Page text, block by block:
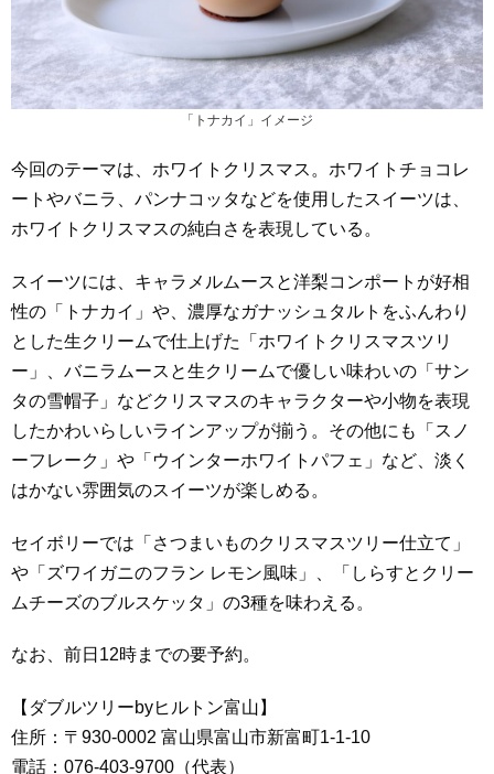
「トナカイ」イメージ
今回のテーマは、ホワイトクリスマス。ホワイトチョコレ
ートやバニラ、パンナコッタなどを使用したスイーツは、
ホワイトクリスマスの純白さを表現している。
スイーツには、キャラメルムースと洋梨コンポートが好相
性の「トナカイ」や、濃厚なガナッシュタルトをふんわり
とした生クリームで仕上げた「ホワイトクリスマスツリ
ー」、バニラムースと生クリームで優しい味わいの「サン
タの雪帽子」などクリスマスのキャラクターや小物を表現
したかわいらしいラインアップが揃う。その他にも「スノ
ーフレーク」や「ウインターホワイトパフェ」など、淡く
はかない雰囲気のスイーツが楽しめる。
セイボリーでは「さつまいものクリスマスツリー仕立て」
や「ズワイガニのフラン レモン風味」、「しらすとクリー
ムチーズのブルスケッタ」の3種を味わえる。
なお、前日12時までの要予約。
【ダブルツリーbyヒルトン富山】
住所：〒930-0002 富山県富山市新富町1-1-10
電話：076-403-9700（代表）